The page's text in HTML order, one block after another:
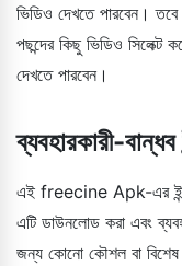
ভিডিও দেখতে পারবেন।
পছন্দের কিছু ভিডিও
দেখতে পারবেন।
ব্যবহারকারী-বান্ধব
এই freecine Apk-এর
এটি ডাউনলোড করা এবং
জন্য কোনো কৌশল বা বিশেষ